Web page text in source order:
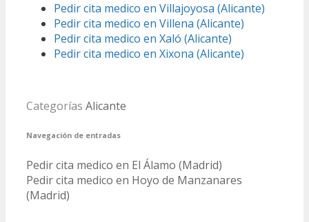
Pedir cita medico en Villajoyosa (Alicante)
Pedir cita medico en Villena (Alicante)
Pedir cita medico en Xaló (Alicante)
Pedir cita medico en Xixona (Alicante)
Categorías Alicante
Navegación de entradas
Pedir cita medico en El Álamo (Madrid)
Pedir cita medico en Hoyo de Manzanares
(Madrid)